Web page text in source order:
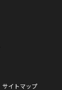
サイトマップ